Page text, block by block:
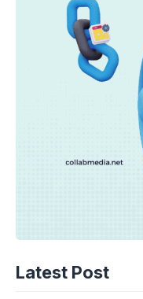
Latest Post